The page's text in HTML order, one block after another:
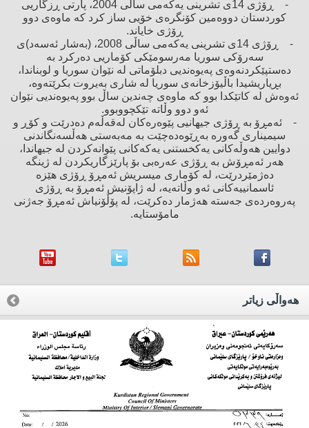
- ڕۆژی 14ی تشرینی یەكەمی ساڵی 2004، پارتی ڕزگاریی
كوردستان دووەمین كۆنگرەی خۆیی ساز كرد كە ماوەی دوو
ڕۆژی خایاند.
- ڕۆژی 14ی تشرینی یەكەمی ساڵی 2008، (بەشار ئەسەد)ی
سەرۆكی سوریا مەرسومێكی كۆماریی دەركرد بە
دەستپێكردنەوەی پەیوەندیی دبلۆماتی لە نێوان سوریا ‌و لوبناندا،
بڕیاریشیدا باڵیۆزخانەی سوریا لە شاری بەیروت بكرێتەوە،
ئەوەش لە كاتێكدا بوو كە ماوەی چەندین ساڵ بوو پەیوەندیی نێوان
ئەو دوو وڵاتە تێكچووبوو.
- ئەمڕۆ بە ڕۆژی جیهانیی پێوەرەكان لەقەڵەم دەدرێت ‌و كۆڕ ‌و
سیمیناری گەورە بەڕێوەدەچێت بە مەبەستی هەڵسەنگاندنی
دوایین هەوڵەكانی یەكخستنی یەكەكانی پێوانەكردن لە جیهاندا،
هەر ئەمڕۆش بە ڕۆژی عەرەبی بۆ پارێزگاریكردن لە ژینگە
دەژمێردرێت، لە كۆماری میسریش ئەمڕۆ ڕۆژی هێزە
ئاسمانییەكانی ئەو وڵاتەیە، لە ژاپۆنیش ئەمڕۆ بە ڕۆژی
پەروەردەی جەستە هەژمار دەكرێت، لە پۆڵۆنیاش ئەمڕۆ جەژنی
مامۆستایە.
هه‌واڵی زیاتر